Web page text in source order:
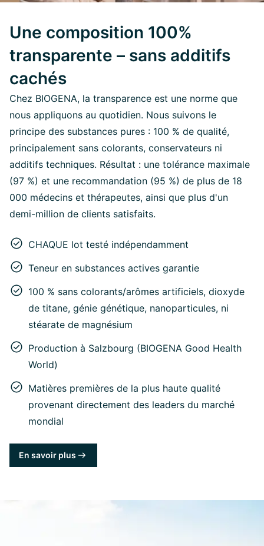
Une composition 100%
transparente – sans additifs
cachés
Chez BIOGENA, la transparence est une norme que
nous appliquons au quotidien. Nous suivons le
principe des substances pures : 100 % de qualité,
principalement sans colorants, conservateurs ni
additifs techniques. Résultat : une tolérance maximale
(97 %) et une recommandation (95 %) de plus de 18
000 médecins et thérapeutes, ainsi que plus d'un
demi-million de clients satisfaits.
CHAQUE lot testé indépendamment
Teneur en substances actives garantie
100 % sans colorants/arômes artificiels, dioxyde
de titane, génie génétique, nanoparticules, ni
stéarate de magnésium
Production à Salzbourg (BIOGENA Good Health
World)
Matières premières de la plus haute qualité
provenant directement des leaders du marché
mondial
En savoir plus